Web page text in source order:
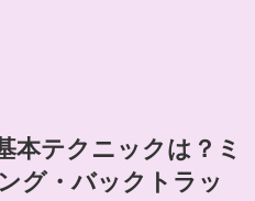
本テクニックは？ミ
グ・バックトラッ